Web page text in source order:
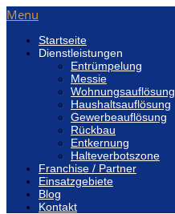
Menu
Startseite
Dienstleistungen
Entrümpelung
Messie
Wohnungsauflösung
Haushaltsauflösung
Gewerbeauflösung
Rückbau
Entkernung
Halteverbotszone
Franchise / Partner
Einsatzgebiete
Blog
Kontakt